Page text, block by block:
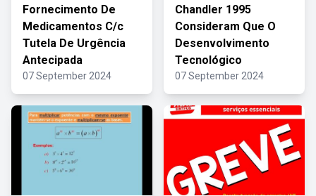
Fornecimento De
Medicamentos C/c
Tutela De Urgência
Antecipada
07 September 2024
Chandler 1995
Consideram Que O
Desenvolvimento
Tecnológico
07 September 2024